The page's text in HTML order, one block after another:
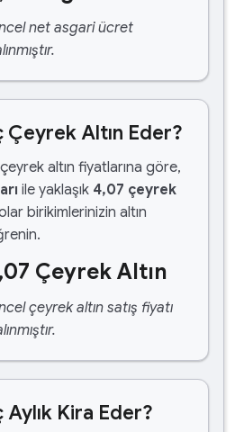
net asgari ücret
Çeyrek Altın Eder?
altın fiyatlarına göre,
ile yaklaşık 4,07 çeyrek
birikimlerinizin altın
Çeyrek Altın
çeyrek altın satış fiyatı
Kira Eder?